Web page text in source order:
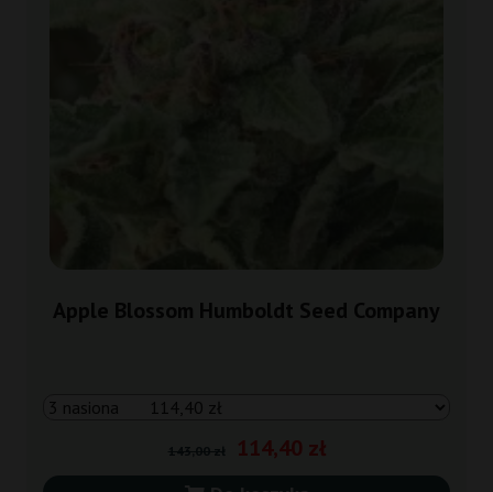
Apple Blossom Humboldt Seed Company
114,40 zł